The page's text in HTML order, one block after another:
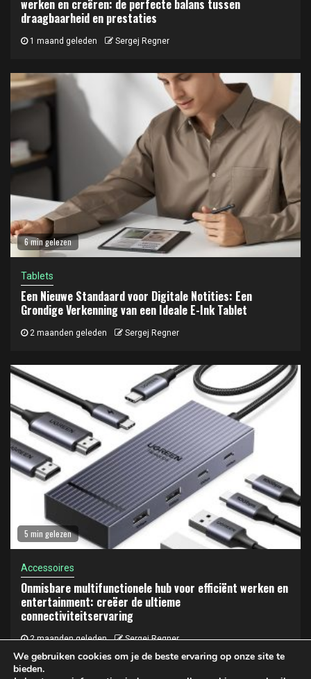
werken en creëren: de perfecte balans tussen
draagbaarheid en prestaties
1 maand geleden Sergej Regner
6 min gelezen
Tablets
Een Nieuwe Standaard voor Digitale Notities: Een
Grondige Verkenning van een Ideale E-Ink Tablet
2 maanden geleden Sergej Regner
5 min gelezen
Accessoires
Onmisbare multifunctionele hub voor efficiënt werken en
entertainment: creëer de ultieme
connectiviteitservaring
2 maanden geleden Sergej Regner
We gebruiken cookies om je de beste ervaring op onze site te
bieden.